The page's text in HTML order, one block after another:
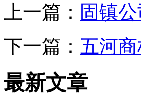
上一篇： 固镇
下一篇： 五河
最新文章